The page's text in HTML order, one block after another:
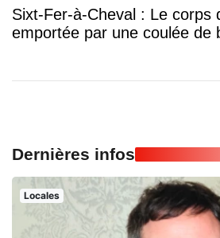
Sixt-Fer-à-Cheval : Le corps
emportée par une coulée de
Dernières infos
Locales